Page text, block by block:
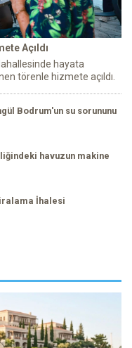
Açıldı
hayata
törenle hizmete açıldı.
Bodrum'un su sorununu
havuzun makine
İhalesi